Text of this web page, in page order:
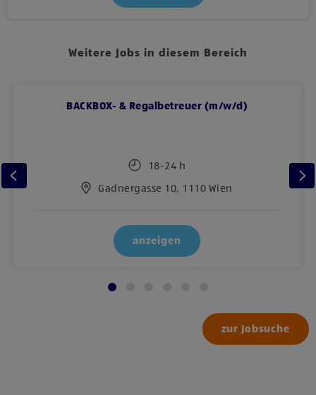
Weitere Jobs in diesem Bereich
BACKBOX- & Regalbetreuer (m/w/d)
18-24 h
Gadnergasse 10, 1110 Wien
anzeigen
zur Jobsuche